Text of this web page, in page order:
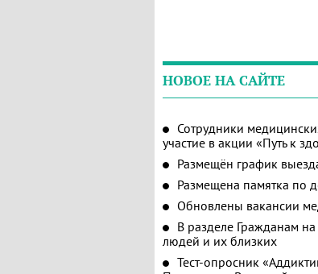
НОВОЕ НА САЙТЕ
Сотрудники
участие в акции «Путь к
Размещён график
Размещена памятка по
Обновлены вакансии
В разделе Гражданам
людей и их близких
Тест-опросник